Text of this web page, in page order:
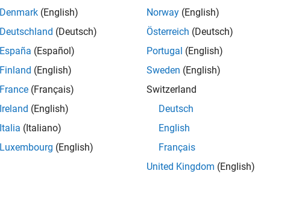
Denmark (English)
Deutschland (Deutsch)
España (Español)
Finland (English)
France (Français)
Ireland (English)
Italia (Italiano)
Luxembourg (English)
Norway (English)
Österreich (Deutsch)
Portugal (English)
Sweden (English)
Switzerland
Deutsch
English
Français
United Kingdom (English)